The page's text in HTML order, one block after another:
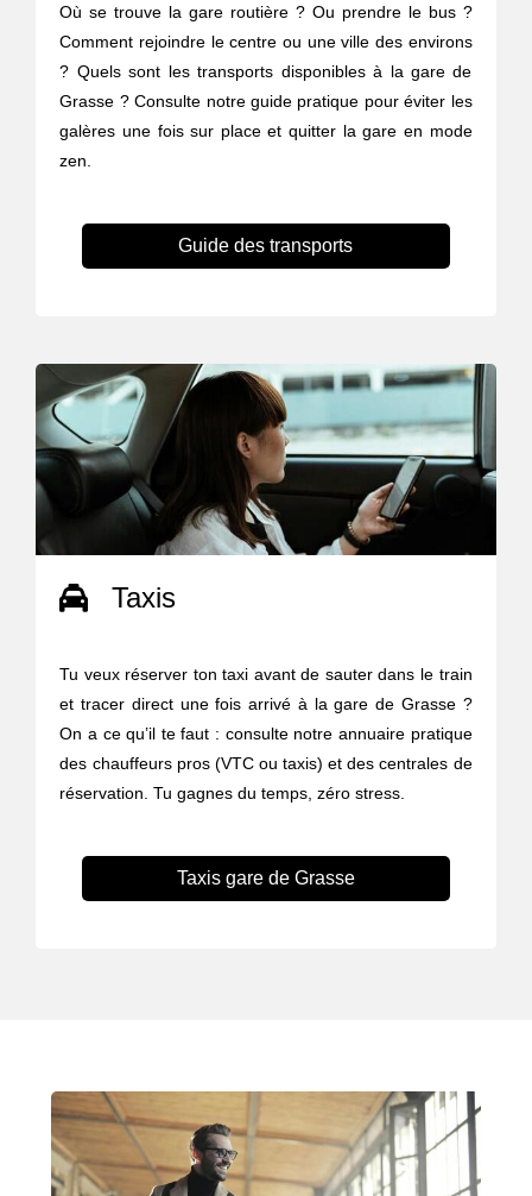
Où se trouve la gare routière ? Ou prendre le bus ?
Comment rejoindre le centre ou une ville des environs
? Quels sont les transports disponibles à la gare de
Grasse ? Consulte notre guide pratique pour éviter les
galères une fois sur place et quitter la gare en mode
zen.
Guide des transports
Taxis
Tu veux réserver ton taxi avant de sauter dans le train
et tracer direct une fois arrivé à la gare de Grasse ?
On a ce qu’il te faut : consulte notre annuaire pratique
des chauffeurs pros (VTC ou taxis) et des centrales de
réservation. Tu gagnes du temps, zéro stress.
Taxis gare de Grasse